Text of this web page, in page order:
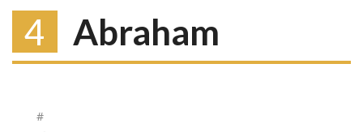
4 Abraham
#